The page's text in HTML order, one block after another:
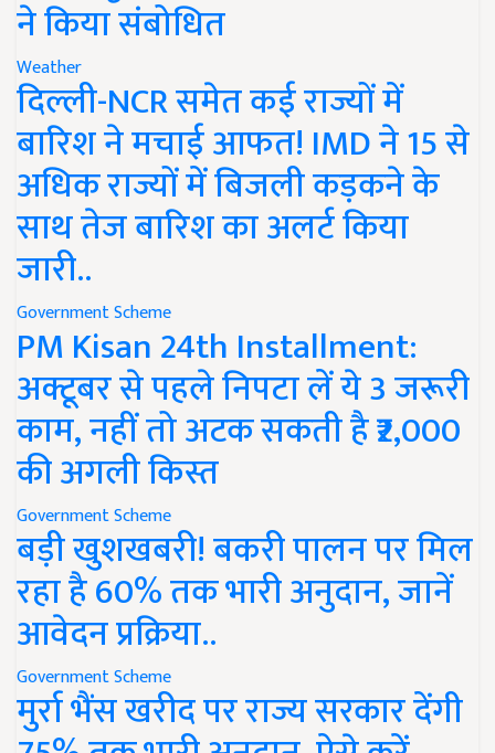
ने किया संबोधित
Weather
दिल्ली-NCR समेत कई राज्यों में
बारिश ने मचाई आफत! IMD ने 15 से
अधिक राज्यों में बिजली कड़कने के
साथ तेज बारिश का अलर्ट किया
जारी..
Government Scheme
PM Kisan 24th Installment:
अक्टूबर से पहले निपटा लें ये 3 जरूरी
काम, नहीं तो अटक सकती है ₹2,000
की अगली किस्त
Government Scheme
बड़ी खुशखबरी! बकरी पालन पर मिल
रहा है 60% तक भारी अनुदान, जानें
आवेदन प्रक्रिया..
Government Scheme
मुर्रा भैंस खरीद पर राज्य सरकार देंगी